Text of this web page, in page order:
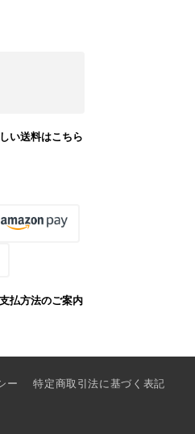
い送料はこちら
払方法のご案内
ー 特定商取引法に基づく表記